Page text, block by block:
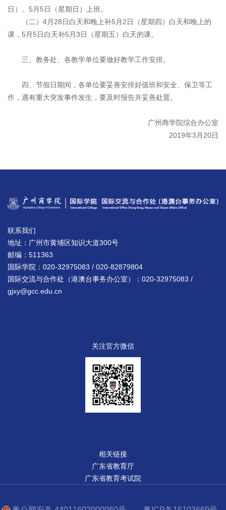
日）、5月5日（星期日）上班。
（二）4月28日白天和晚上补5月2日（星期四）白天和晚上的
课，5月5日白天补5月3日（星期五）白天的课。
三、教务处、各教学单位要做好教学工作安排。
四、节假日期间，各单位要妥善安排好值班和安全、保卫等工
作，遇有重大突发事件发生，要及时报告并妥善处置。
广州商学院综合办公室
2019年3月20日
联系我们
地址：广州市黄埔区知识大道300号
邮编：511363
国际学院：020-32975083 / 020-82879804
国际交流与合作处（港澳台事务办公室）：020-32975083 /
gjxy@gcc.edu.cn
关注官方微信
相关链接
广东省教育厅
广东省教育考试院